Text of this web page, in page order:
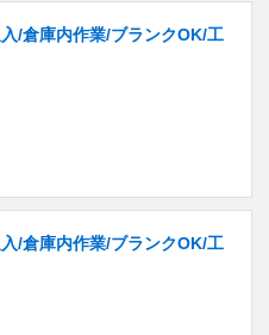
/倉庫内作業/ブランクOK/工
/倉庫内作業/ブランクOK/工